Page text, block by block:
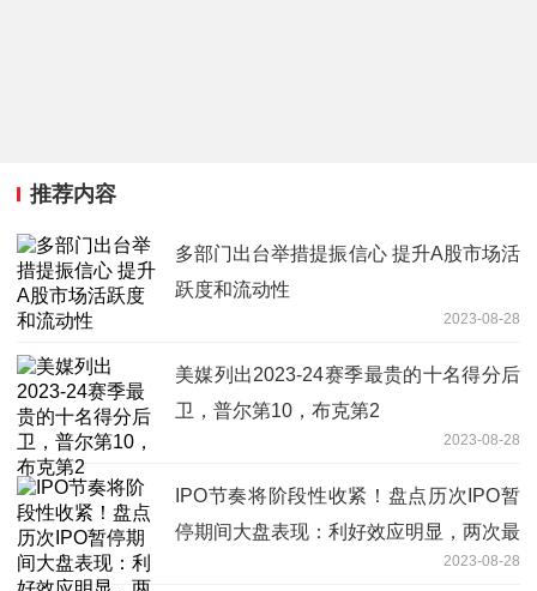
推荐内容
多部门出台举措提振信心 提升A股市场活
跃度和流动性
2023-08-28
美媒列出2023-24赛季最贵的十名得分后
卫，普尔第10，布克第2
2023-08-28
IPO节奏将阶段性收紧！盘点历次IPO暂
停期间大盘表现：利好效应明显，两次最
2023-08-28